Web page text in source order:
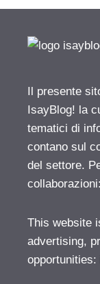
Il presente
IsayBlog! la
tematici di
contano sul
del settore.
collaborazioni:
This website
advertising,
opportunities: